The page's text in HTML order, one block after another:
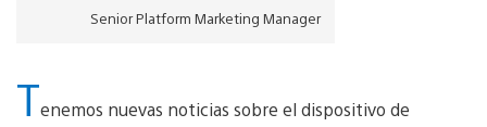
Senior Platform Marketing Manager
Tenemos nuevas noticias sobre el dispositivo de